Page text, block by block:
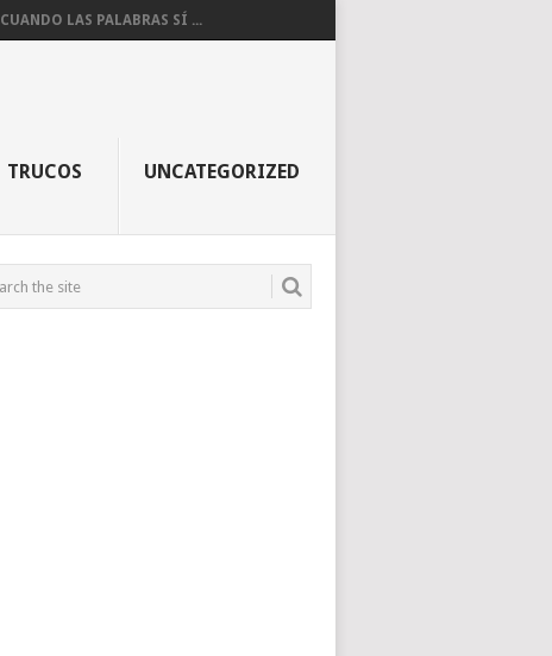
CUANDO LAS PALABRAS SÍ ...
TRUCOS UNCATEGORIZED